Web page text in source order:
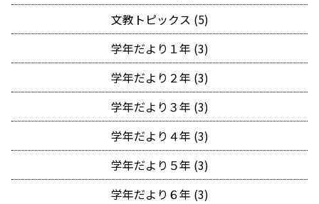
文教トピックス (5)
学年だより１年 (3)
学年だより２年 (3)
学年だより３年 (3)
学年だより４年 (3)
学年だより５年 (3)
学年だより６年 (3)